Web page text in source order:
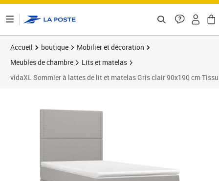
Accueil boutique
Mobilier et décoration
Meubles de chambre
Lits et matelas
vidaXL Sommier à lattes de lit et matelas Gris clair 90x190 cm Tissu